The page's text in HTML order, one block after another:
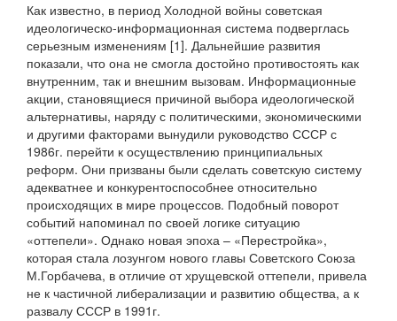
Как известно, в период Холодной войны советская
идеологическо-информационная система подверглась
серьезным изменениям [1]. Дальнейшие развития
показали, что она не смогла достойно противостоять как
внутренним, так и внешним вызовам. Информационные
акции, становящиеся причиной выбора идеологической
альтернативы, наряду с политическими, экономическими
и другими факторами вынудили руководство СССР с
1986г. перейти к осуществлению принципиальных
реформ. Они призваны были сделать советскую систему
адекватнее и конкурентоспособнее относительно
происходящих в мире процессов. Подобный поворот
событий напоминал по своей логике ситуацию
«оттепели». Однако новая эпоха – «Перестройка»,
которая стала лозунгом нового главы Советского Союза
М.Горбачева, в отличие от хрущевской оттепели, привела
не к частичной либерализации и развитию общества, а к
развалу СССР в 1991г.